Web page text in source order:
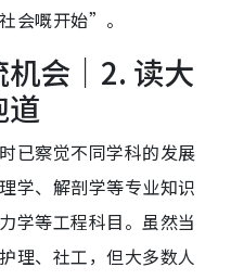
会嘅开始”。
会｜2. 读大
道
已察觉不同学科的发展
学、解剖学等专业知识
学等工程科目。虽然当
理、社工，但大多数人